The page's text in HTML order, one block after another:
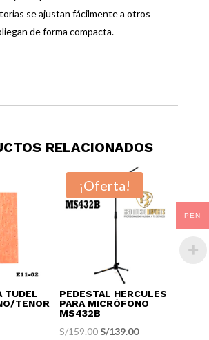
se ajustan fácilmente a otros
de forma compacta.
RELACIONADOS
TUDEL
TENOR
¡Oferta!
PEDESTAL HERCULES
PARA MICRÓFONO
MS432B
S/159.00 El
S/139.00El
PEN